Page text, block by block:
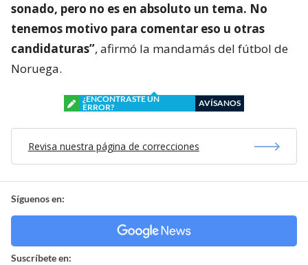
sonado, pero no es en absoluto un tema. No
tenemos motivo para comentar eso u otras
candidaturas”, afirmó la mandamás del fútbol de
Noruega.
¿ENCONTRASTE UN
ERROR?
AVÍSANOS
Revisa nuestra página de correcciones
Síguenos en:
Suscríbete en: